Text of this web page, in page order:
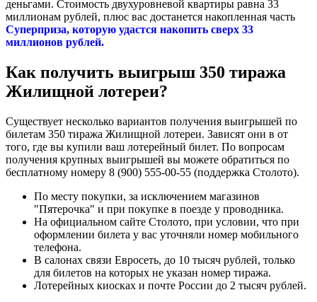
деньгами. Стоимость двухуровневой квартиры равна 33
миллионам рублей, плюс вас достанется накопленная часть
Суперприза, которую удастся накопить сверх 33
миллионов рублей.
Как получить выигрыш 350 тиража
Жилищной лотереи?
Существует несколько вариантов получения выигрышей по
билетам 350 тиража Жилищной лотереи. Зависят они в от
того, где вы купили ваш лотерейный билет. По вопросам
получения крупных выигрышей вы можете обратиться по
бесплатному номеру 8 (900) 555-00-55 (поддержка Столото).
По месту покупки, за исключением магазинов
"Пятерочка" и при покупке в поезде у проводника.
На официальном сайте Столото, при условии, что при
оформлении билета у вас уточняли номер мобильного
телефона.
В салонах связи Евросеть, до 10 тысяч рублей, только
для билетов на которых не указан номер тиража.
Лотерейных киосках и почте России до 2 тысяч рублей.